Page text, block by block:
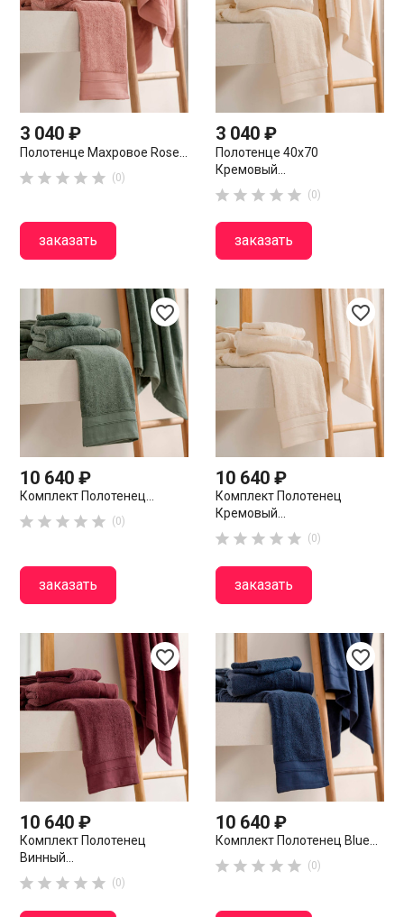
3 040 ₽
Полотенце Махровое Rose...
     (0)
заказать
3 040 ₽
Полотенце 40х70
Кремовый...
     (0)
заказать
favorite_border
10 640 ₽
Комплект Полотенец...
     (0)
заказать
favorite_border
10 640 ₽
Комплект Полотенец
Кремовый...
     (0)
заказать
favorite_border
10 640 ₽
Комплект Полотенец
Винный...
     (0)
favorite_border
10 640 ₽
Комплект Полотенец Blue...
     (0)